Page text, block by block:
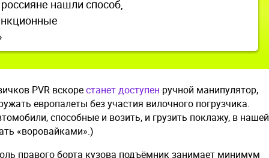
нашли способ,
PVR вскорестанет доступен ручной манипулятор,
европалеты без участия вилочного погрузчика.
способные и возить, и грузить поклажу, в нашей
«воровайками».)
правого борта кузова подъёмник занимает минимум